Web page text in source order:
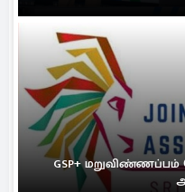
GSP+ மறுவிண்ணப்பம்